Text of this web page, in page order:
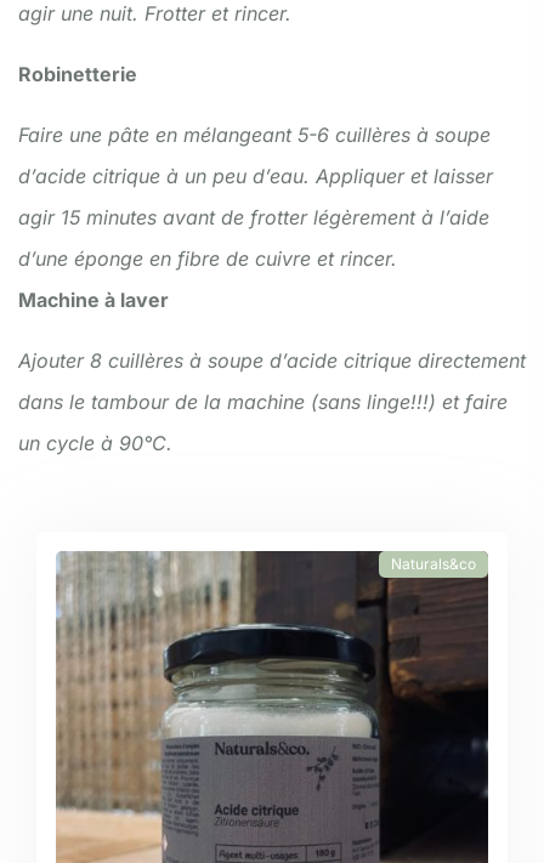
agir une nuit. Frotter et rincer.
Robinetterie
Faire une pâte en mélangeant 5-6 cuillères à soupe
d’acide citrique à un peu d’eau. Appliquer et laisser
agir 15 minutes avant de frotter légèrement à l’aide
d’une éponge en fibre de cuivre et rincer.
Machine à laver
Ajouter 8 cuillères à soupe d’acide citrique directement
dans le tambour de la machine (sans linge!!!) et faire
un cycle à 90°C.
Naturals&co